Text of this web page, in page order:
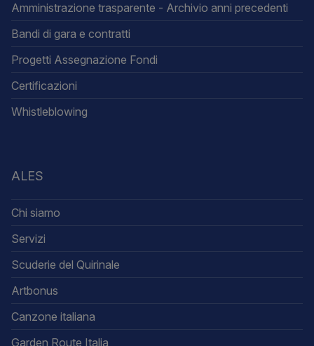
Amministrazione trasparente - Archivio anni precedenti
Bandi di gara e contratti
Progetti Assegnazione Fondi
Certificazioni
Whistleblowing
ALES
Chi siamo
Servizi
Scuderie del Quirinale
Artbonus
Canzone italiana
Garden Route Italia